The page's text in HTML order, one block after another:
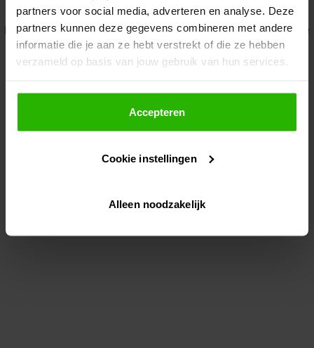
partners voor social media, adverteren en analyse. Deze
partners kunnen deze gegevens combineren met andere
informatie die je aan ze hebt verstrekt of die ze hebben
verzameld op basis van jouw gebruik van hun services.
Als je op "Accepteer" klikt, dan geef je Voordeeluitjes.nl
toestemming om cookies voor social media en
gepersonaliseerde advertenties te plaatsen.
Lees hier meer over in onsprivacybeleid
Via "Cookie instellingen" kun je ook zelf instellen welke
Accepteren
Cookie instellingen
Alleen noodzakelijk
Application error: a client-side exception has occurred while
loadingwww.voordeeluitjes.nl (see the browser console for more
information).